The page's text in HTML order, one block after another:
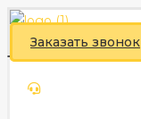
Заказать звонок